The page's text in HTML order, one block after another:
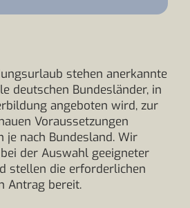
stehen anerkannte
deutschen Bundesländer, in
angeboten wird, zur
Voraussetzungen
je nach Bundesland. Wir
der Auswahl geeigneter
stellen die erforderlichen
Antrag bereit.